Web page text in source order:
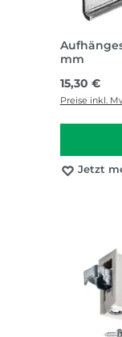
mm
Regulärer
15,30 €
Preise inkl.
Jetzt